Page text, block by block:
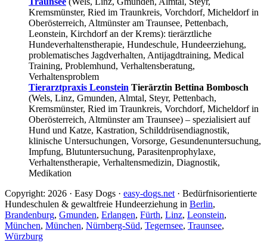
Kremsmünster, Ried im Traunkreis, Vorchdorf, Micheldorf in
Oberösterreich, Altmünster am Traunsee, Pettenbach,
Leonstein, Kirchdorf an der Krems): tierärztliche
Hundeverhaltenstherapie, Hundeschule, Hundeerziehung,
problematisches Jagdverhalten, Antijagdtraining, Medical
Training, Problemhund, Verhaltensberatung,
Verhaltensproblem
Tierarztpraxis Leonstein Tierärztin Bettina Bombosch
(Wels, Linz, Gmunden, Almtal, Steyr, Pettenbach,
Kremsmünster, Ried im Traunkreis, Vorchdorf, Micheldorf in
Oberösterreich, Altmünster am Traunsee) – spezialisiert auf
Hund und Katze, Kastration, Schilddrüsendiagnostik,
klinische Untersuchungen, Vorsorge, Gesundenuntersuchung,
Impfung, Blutuntersuchung, Parasitenprophylaxe,
Verhaltenstherapie, Verhaltensmedizin, Diagnostik,
Medikation
Copyright: 2026 · Easy Dogs · easy-dogs.net · Bedürfnisorientierte
Hundeschulen & gewaltfreie Hundeerziehung in Berlin,
Brandenburg, Gmunden, Erlangen, Fürth, Linz, Leonstein,
München, München, Nürnberg-Süd, Tegernsee, Traunsee,
Würzburg